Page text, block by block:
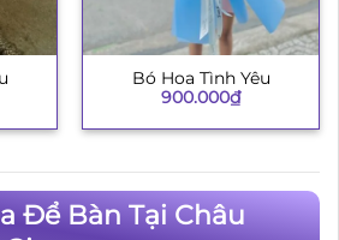
Bó Hoa Tình Yêu
900.000₫
Để Bàn Tại Châu